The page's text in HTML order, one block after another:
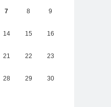
7 8 9
14 15 16
21 22 23
28 29 30